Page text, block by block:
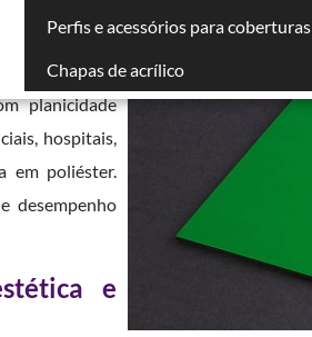
Perfis e acessórios para coberturas
Chapas de acrílico
de alumínio
planicidade
hospitais,
em poliéster.
desempenho
e